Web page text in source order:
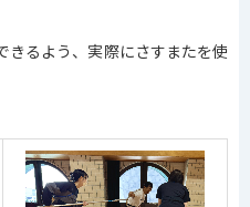
きるよう、実際にさすまたを使